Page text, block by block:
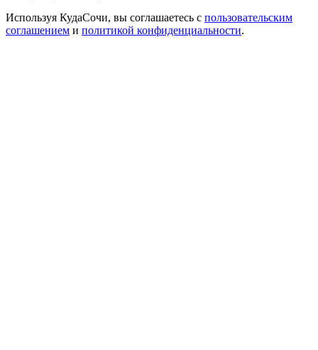
Используя КудаСочи, вы соглашаетесь с пользовательским
соглашением и политикой конфиденциальности.